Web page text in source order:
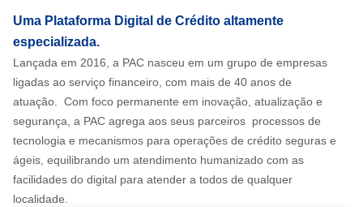
Uma Plataforma Digital de Crédito altamente
especializada.
Lançada em 2016, a PAC nasceu em um grupo de empresas
ligadas ao serviço financeiro, com mais de 40 anos de
atuação. Com foco permanente em inovação, atualização e
segurança, a PAC agrega aos seus parceiros processos de
tecnologia e mecanismos para operações de crédito seguras e
ágeis, equilibrando um atendimento humanizado com as
facilidades do digital para atender a todos de qualquer
localidade.